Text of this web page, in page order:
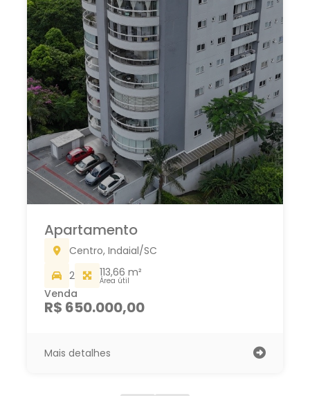
Apartamento
Nações, Indaial/SC
2
122,00 m²
Área útil
Venda
R$ 570.000,00
Mais detalhes